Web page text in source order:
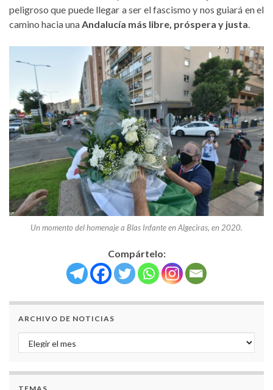
peligroso que puede llegar a ser el fascismo y nos guiará en el
camino hacia unaAndalucía más libre, próspera y justa.
Un momento del homenaje a Blas Infante en Algeciras, en 2020.
Compártelo:
ARCHIVO DE NOTICIAS
Archivo de noticias